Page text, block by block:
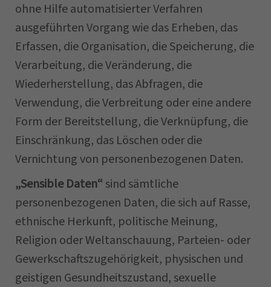
ohne Hilfe automatisierter Verfahren
ausgeführten Vorgang wie das Erheben, das
Erfassen, die Organisation, die Speicherung, die
Verarbeitung, die Veränderung, die
Wiederherstellung, das Abfragen, die
Verwendung, die Verbreitung oder eine andere
Form der Bereitstellung, die Verknüpfung, die
Einschränkung, das Löschen oder die
Vernichtung von personenbezogenen Daten.
„Sensible Daten“ sind sämtliche
personenbezogenen Daten, die sich auf Rasse,
ethnische Herkunft, politische Meinung,
Religion oder Weltanschauung, Parteien- oder
Gewerkschaftszugehörigkeit, physischen und
geistigen Gesundheitszustand, sexuelle